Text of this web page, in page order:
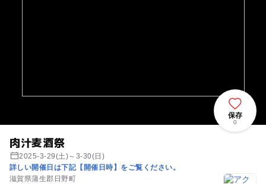
肉汁麦酒祭
2025-3-29(土)～3-30(日)
詳しい開催日は下記【開催日時】をご覧ください。
滋賀県蒲生郡日野町
保存
0